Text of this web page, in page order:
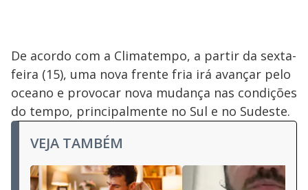
De acordo com a Climatempo, a partir da sexta-
feira (15), uma nova frente fria irá avançar pelo
oceano e provocar nova mudança nas condições
do tempo, principalmente no Sul e no Sudeste.
VEJA TAMBÉM